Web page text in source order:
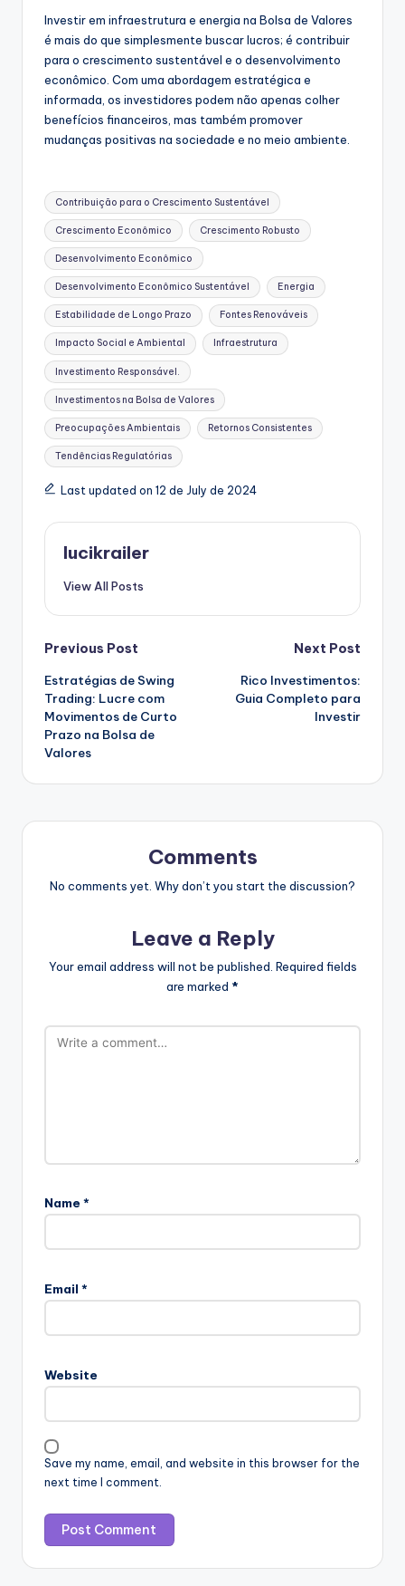
Investir em infraestrutura e energia na Bolsa de Valores
é mais do que simplesmente buscar lucros; é contribuir
para o crescimento sustentável e o desenvolvimento
econômico. Com uma abordagem estratégica e
informada, os investidores podem não apenas colher
benefícios financeiros, mas também promover
mudanças positivas na sociedade e no meio ambiente.
Tags:
Contribuição para o Crescimento Sustentável
Crescimento Econômico Crescimento Robusto
Desenvolvimento Econômico
Desenvolvimento Econômico Sustentável Energia
Estabilidade de Longo Prazo Fontes Renováveis
Impacto Social e Ambiental Infraestrutura
Investimento Responsável.
Investimentos na Bolsa de Valores
Preocupações Ambientais Retornos Consistentes
Tendências Regulatórias
Last updated on 12 de July de 2024
lucikrailer
View All Posts
Post
navigation
Previous Post
Estratégias de Swing
Trading: Lucre com
Movimentos de Curto
Prazo na Bolsa de
Valores
Next Post
Rico Investimentos:
Guia Completo para
Investir
Comments
No comments yet. Why don’t you start the discussion?
Leave a Reply
Your email address will not be published. Required fields
are marked *
Name *
Email *
Website
Save my name, email, and website in this browser for the
next time I comment.